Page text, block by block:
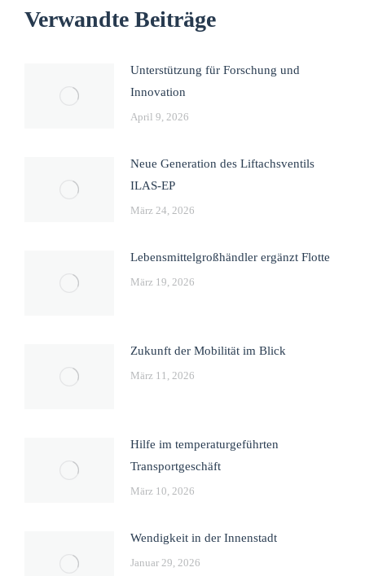
Verwandte Beiträge
Unterstützung für Forschung und
Innovation
April 9, 2026
Neue Generation des Liftachsventils
ILAS-EP
März 24, 2026
Lebensmittelgroßhändler ergänzt Flotte
März 19, 2026
Zukunft der Mobilität im Blick
März 11, 2026
Hilfe im temperaturgeführten
Transportgeschäft
März 10, 2026
Wendigkeit in der Innenstadt
Januar 29, 2026